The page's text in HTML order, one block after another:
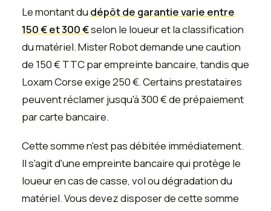
Le montant du dépôt de garantie varie entre
150 € et 300 €selon le loueur et la classification
du matériel. Mister Robot demande une caution
de 150 € TTC par empreinte bancaire, tandis que
Loxam Corse exige 250 €. Certains prestataires
peuvent réclamer jusqu'à 300 € de prépaiement
par carte bancaire.
Cette somme n'est pas débitée immédiatement.
Il s'agit d'une empreinte bancaire qui protège le
loueur en cas de casse, vol ou dégradation du
matériel. Vous devez disposer de cette somme